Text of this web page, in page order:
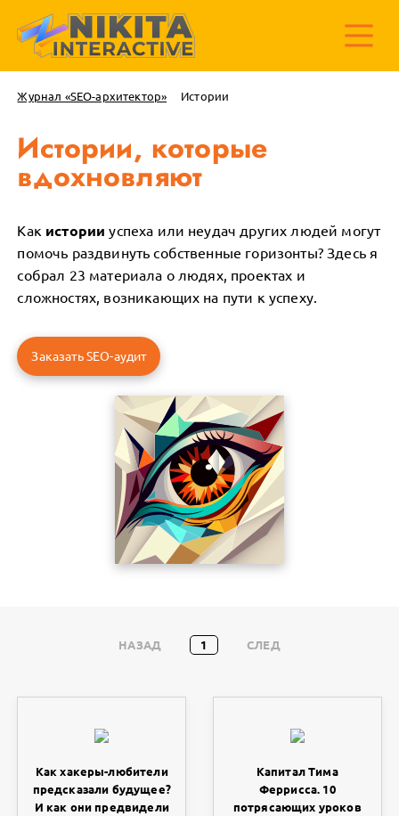
Журнал «SEO-архитектор» Истории
Истории, которые
вдохновляют
Как истории успеха или неудач других людей могут
помочь раздвинуть собственные горизонты? Здесь я
собрал 23 материала о людях, проектах и
сложностях, возникающих на пути к успеху.
Заказать SEO-аудит
НАЗАД 1 СЛЕД
Как хакеры-любители
предсказали будущее?
И как они предвидели
Капитал Тима
Феррисса. 10
потрясающих уроков